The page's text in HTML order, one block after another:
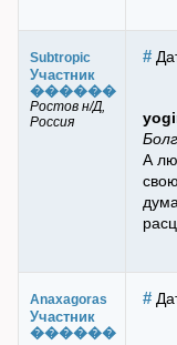
Subtropic
Участник
������
Ростов н/Д,
Россия
#
А
Anaxagoras
Участник
������
#